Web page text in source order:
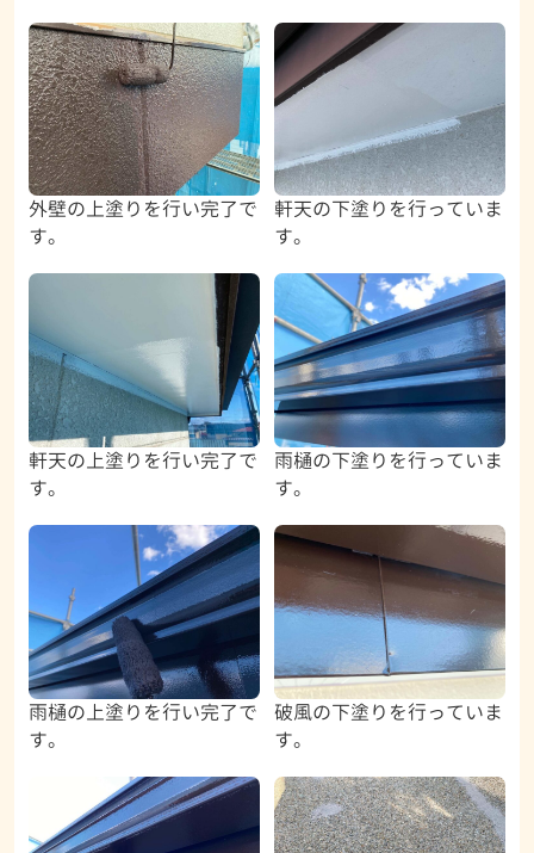
外壁の上塗りを行い完了で
す。
軒天の下塗りを行っていま
す。
軒天の上塗りを行い完了で
す。
雨樋の下塗りを行っていま
す。
雨樋の上塗りを行い完了で
す。
破風の下塗りを行っていま
す。